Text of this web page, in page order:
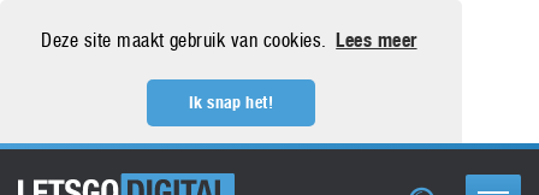
Deze site maakt gebruik van cookies. Lees meer
Ik snap het!